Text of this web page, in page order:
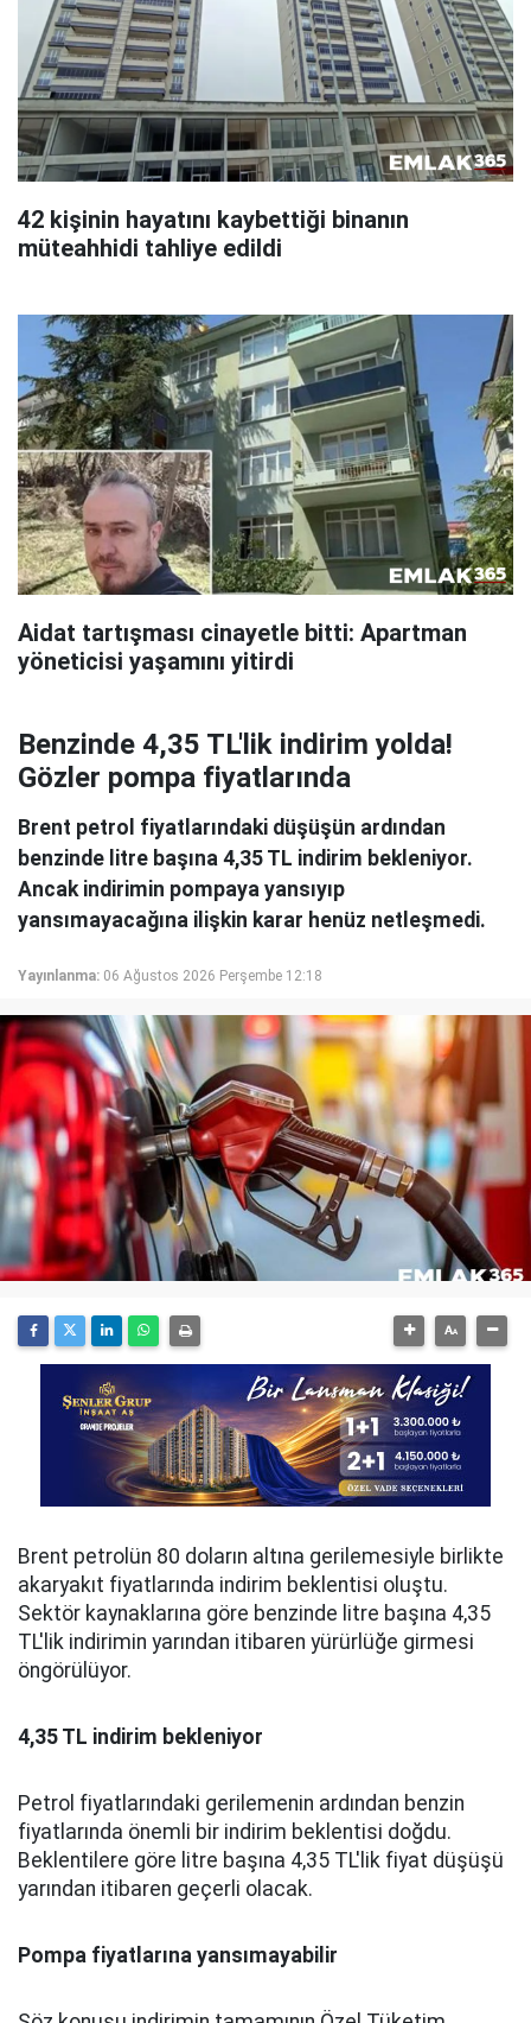
42 kişinin hayatını kaybettiği binanın
müteahhidi tahliye edildi
Aidat tartışması cinayetle bitti: Apartman
yöneticisi yaşamını yitirdi
Benzinde 4,35 TL'lik indirim yolda!
Gözler pompa fiyatlarında
Brent petrol fiyatlarındaki düşüşün ardından
benzinde litre başına 4,35 TL indirim bekleniyor.
Ancak indirimin pompaya yansıyıp
yansımayacağına ilişkin karar henüz netleşmedi.
Yayınlanma: 06 Ağustos 2026 Perşembe 12:18
Brent petrolün 80 doların altına gerilemesiyle birlikte
akaryakıt fiyatlarında indirim beklentisi oluştu.
Sektör kaynaklarına göre benzinde litre başına 4,35
TL'lik indirimin yarından itibaren yürürlüğe girmesi
öngörülüyor.
4,35 TL indirim bekleniyor
Petrol fiyatlarındaki gerilemenin ardından benzin
fiyatlarında önemli bir indirim beklentisi doğdu.
Beklentilere göre litre başına 4,35 TL'lik fiyat düşüşü
yarından itibaren geçerli olacak.
Pompa fiyatlarına yansımayabilir